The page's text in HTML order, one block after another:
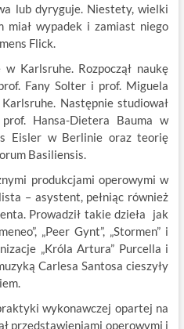
lub dyryguje. Niestety, wielki
wypadek i zamiast niego
Flick.
Karlsruhe. Rozpoczął naukę
Fany Solter i prof. Miguela
Następnie studiował
Hansa-Dietera Bauma w
Eisler w Berlinie oraz teorię
Basiliensis.
produkcjami operowymi w
– asystent, pełniąc również
Prowadził takie dzieła jak
„Peer Gynt”, „Stormen” i
„Króla Artura” Purcella i
Carlesa Santosa cieszyły
wykonawczej opartej na
przedstawieniami operowymi i